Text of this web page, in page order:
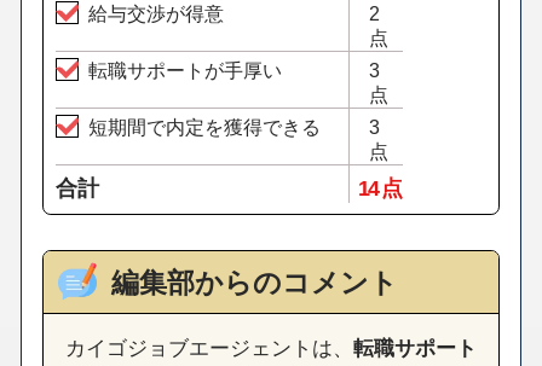
給与交渉が得意
2
点
転職サポートが手厚い
3
点
短期間で内定を獲得できる
3
点
合計 14 点
編集部からのコメント
カイゴジョブエージェントは、 転職サポート